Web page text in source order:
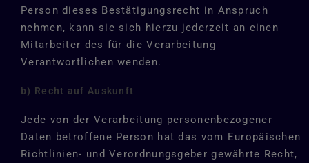
Person dieses Bestätigungsrecht in Anspruch
nehmen, kann sie sich hierzu jederzeit an einen
Mitarbeiter des für die Verarbeitung
Verantwortlichen wenden.
b) Recht auf Auskunft
Jede von der Verarbeitung personenbezogener
Daten betroffene Person hat das vom Europäischen
Richtlinien- und Verordnungsgeber gewährte Recht,